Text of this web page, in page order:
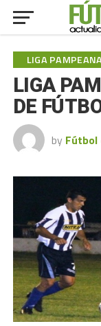
LIGA
LIGA
DE
by Fútbol